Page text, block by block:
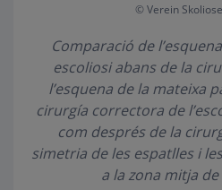
© Verein
Comparació de
escoliosi abans de la
l’esquena de la mateixa
cirurgía correctora de
com després de la
simetria de les espatlles i
a la zona mitja